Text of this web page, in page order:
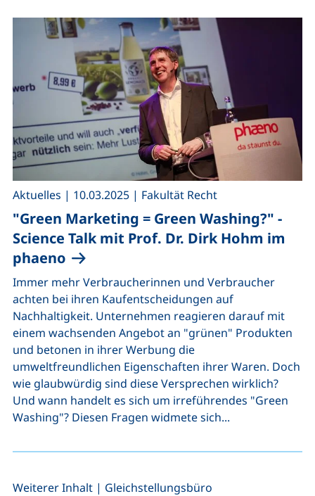
"Green Marketing = Green Washing?" -
Science Talk mit Prof. Dr. Dirk Hohm im
phaeno
Aktuelles | 10.03.2025 | Fakultät Recht
Immer mehr Verbraucherinnen und Verbraucher
achten bei ihren Kaufentscheidungen auf
Nachhaltigkeit. Unternehmen reagieren darauf mit
einem wachsenden Angebot an "grünen" Produkten
und betonen in ihrer Werbung die
umweltfreundlichen Eigenschaften ihrer Waren. Doch
wie glaubwürdig sind diese Versprechen wirklich?
Und wann handelt es sich um irreführendes "Green
Washing"? Diesen Fragen widmete sich...
Weiterer Inhalt | Gleichstellungsbüro